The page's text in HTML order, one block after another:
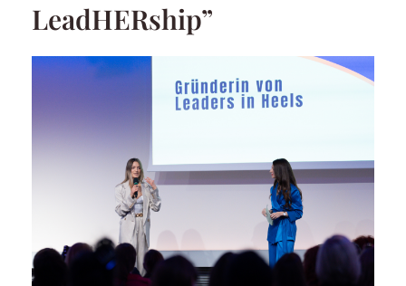
LeadHERship”